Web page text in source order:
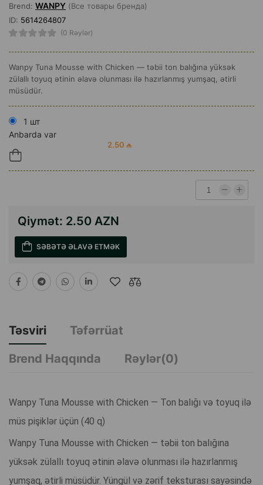
Brend: WANPY (Все товары бренда)
ID: 5614264807
(0 Rəylər)
Wanpy Tuna Mousse with Chicken — təbii ton balığına yüksək
zülallı toyuq ətinin əlavə olunması ilə hazırlanmış yumşaq, ətirli
müsüdür.
1 шт
Anbarda var
2.50 ₼
Qiymət: 2.50 AZN
SƏBƏTƏ ƏLAVƏ ETMƏK
Təsviri
Təfərrüat
Brend Haqqında
Rəylər(0)
Wanpy Tuna Mousse with Chicken — Ton balığı və toyuq ilə
müs pişiklər üçün (40 q)
Wanpy Tuna Mousse with Chicken — təbii ton balığına
yüksək zülallı toyuq ətinin əlavə olunması ilə hazırlanmış
yumşaq, ətirli müsüdür. Yüngül və zərif teksturası sayəsində